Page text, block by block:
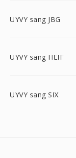
UYVY sang JBG
UYVY sang HEIF
UYVY sang SIX